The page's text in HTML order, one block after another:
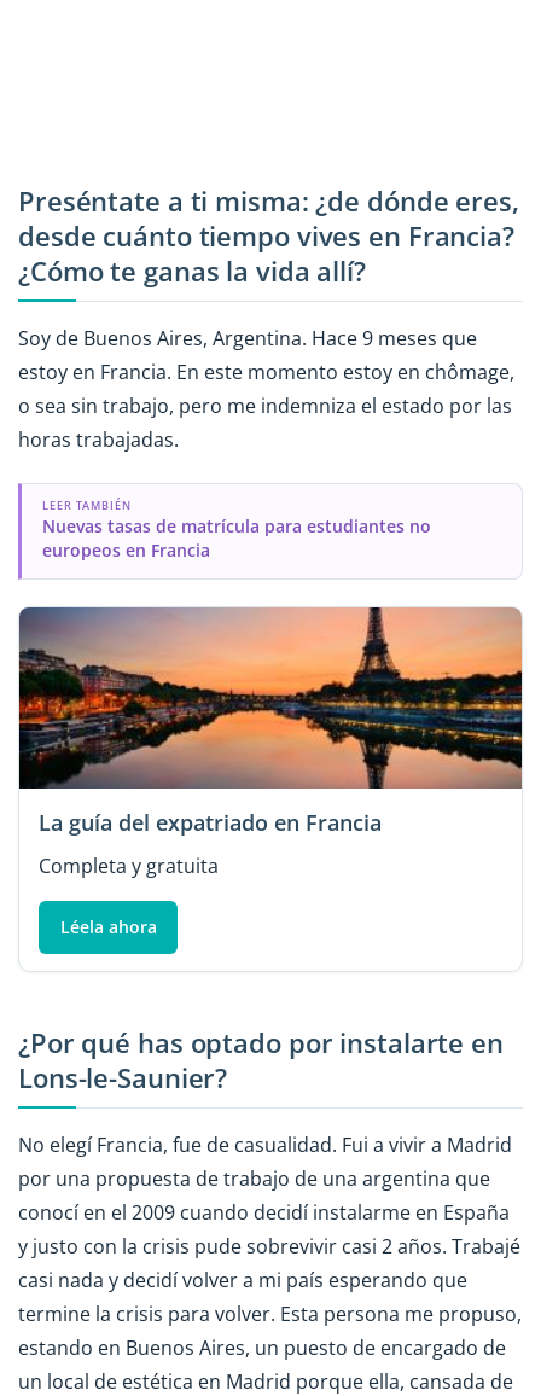
Preséntate a ti misma: ¿de dónde eres,
desde cuánto tiempo vives en Francia?
¿Cómo te ganas la vida allí?
Soy de Buenos Aires, Argentina. Hace 9 meses que
estoy en Francia. En este momento estoy en chômage,
o sea sin trabajo, pero me indemniza el estado por las
horas trabajadas.
LEER TAMBIÉN
Nuevas tasas de matrícula para estudiantes no
europeos en Francia
La guía del expatriado en Francia
Completa y gratuita
Léela ahora
¿Por qué has optado por instalarte en
Lons-le-Saunier?
No elegí Francia, fue de casualidad. Fui a vivir a Madrid
por una propuesta de trabajo de una argentina que
conocí en el 2009 cuando decidí instalarme en España
y justo con la crisis pude sobrevivir casi 2 años. Trabajé
casi nada y decidí volver a mi país esperando que
termine la crisis para volver. Esta persona me propuso,
estando en Buenos Aires, un puesto de encargado de
un local de estética en Madrid porque ella, cansada de